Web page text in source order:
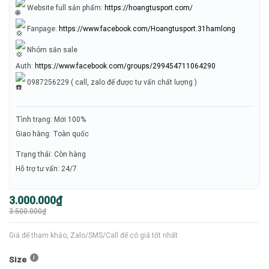
Website full sản phẩm: https://hoangtusport.com/
Fanpage: https://www.facebook.com/Hoangtusport.31hamlong
Nhóm săn sale
Auth: https://www.facebook.com/groups/299454711064290
0987256229 ( call, zalo để được tư vấn chất lượng )
Tình trạng: Mới 100%
Giao hàng: Toàn quốc
Trạng thái: Còn hàng
Hỗ trợ tư vấn: 24/7
3.500.000₫
Giá
gốc
là:
3.000.000₫
Giá
hiện
tại
Giá để tham khảo, Zalo/SMS/Call để có giá tốt nhất
Size